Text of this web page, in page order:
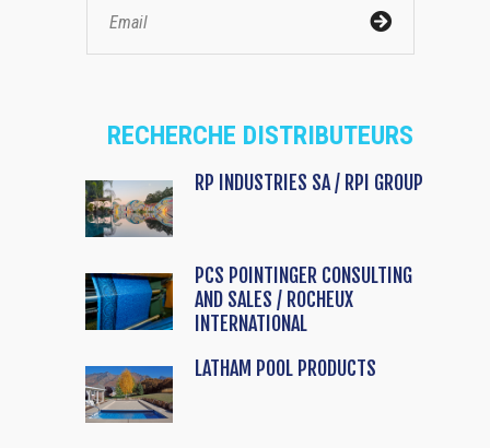
RECHERCHE DISTRIBUTEURS
RP INDUSTRIES SA / RPI GROUP
PCS POINTINGER CONSULTING
AND SALES / ROCHEUX
INTERNATIONAL
LATHAM POOL PRODUCTS